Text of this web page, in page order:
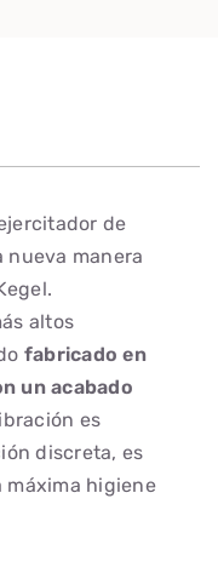
de
nueva manera
altos
fabricado en
un acabado
es
discreta, es
máxima higiene